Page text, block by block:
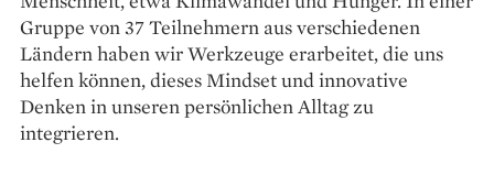
Gruppe von 37 Teilnehmern aus verschiedenen
Ländern haben wir Werkzeuge erarbeitet, die uns
helfen können, dieses Mindset und innovative
Denken in unseren persönlichen Alltag zu
integrieren.